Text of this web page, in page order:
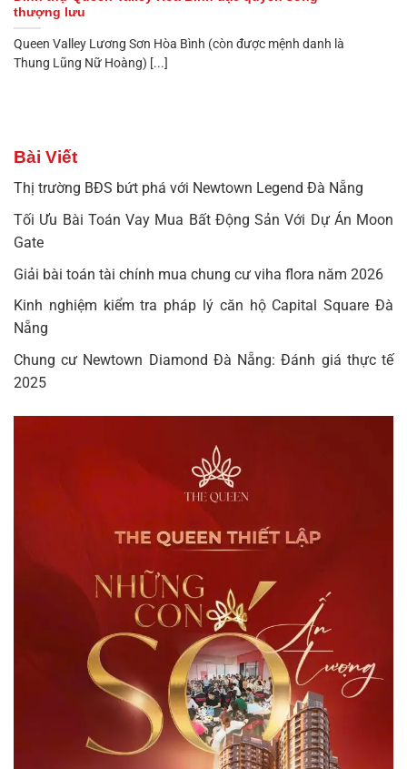
thượng lưu
Queen Valley Lương Sơn Hòa Bình (còn được mệnh danh là
Thung Lũng Nữ Hoàng) [...]
Bài Viết
Thị trường BĐS bứt phá với Newtown Legend Đà Nẵng
Tối Ưu Bài Toán Vay Mua Bất Động Sản Với Dự Án Moon
Gate
Giải bài toán tài chính mua chung cư viha flora năm 2026
Kinh nghiệm kiểm tra pháp lý căn hộ Capital Square Đà
Nẵng
Chung cư Newtown Diamond Đà Nẵng: Đánh giá thực tế
2025